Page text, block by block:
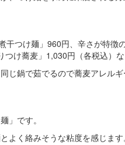
つけ麺」960円、辛さが特徴
け蕎麦」1,030円（各税込）な
じ鍋で茹でるので蕎麦アレルギ
」です。
よく絡みそうな粘度を感じます。